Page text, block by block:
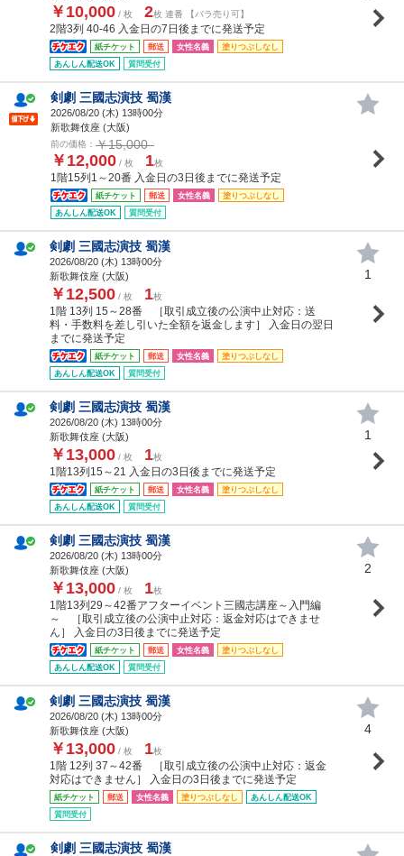
￥10,000 / 枚 2枚 連番 【バラ売り可】
2階3列 40-46 入金日の7日後までに発送予定
紙チケット 郵送 女性名義
塗りつぶしなし
あんしん配送OK
質問受付
剣劇 三國志演技 蜀漢
2026/08/20 (木) 13時00分
新歌舞伎座 (大阪)
前の価格： ￥15,000
￥12,000 / 枚 1枚
1階15列1～20番 入金日の3日後までに発送予定
紙チケット 郵送 女性名義
塗りつぶしなし
あんしん配送OK
質問受付
剣劇 三國志演技 蜀漢
2026/08/20 (木) 13時00分
新歌舞伎座 (大阪)
￥12,500 / 枚 1枚
1階 13列 15～28番 ［取引成立後の公演中止対応：送
料・手数料を差し引いた全額を返金します］ 入金日の翌日
までに発送予定
紙チケット 郵送 女性名義
塗りつぶしなし
あんしん配送OK
質問受付
1
剣劇 三國志演技 蜀漢
2026/08/20 (木) 13時00分
新歌舞伎座 (大阪)
￥13,000 / 枚 1枚
1階13列15～21 入金日の3日後までに発送予定
紙チケット 郵送 女性名義
塗りつぶしなし
あんしん配送OK
質問受付
1
剣劇 三國志演技 蜀漢
2026/08/20 (木) 13時00分
新歌舞伎座 (大阪)
￥13,000 / 枚 1枚
1階13列29～42番アフターイベント三國志講座～入門編
～ ［取引成立後の公演中止対応：返金対応はできませ
ん］ 入金日の3日後までに発送予定
紙チケット 郵送 女性名義
塗りつぶしなし
あんしん配送OK
質問受付
2
剣劇 三國志演技 蜀漢
2026/08/20 (木) 13時00分
新歌舞伎座 (大阪)
￥13,000 / 枚 1枚
1階 12列 37～42番 ［取引成立後の公演中止対応：返金
対応はできません］ 入金日の3日後までに発送予定
紙チケット 郵送 女性名義 塗りつぶしなし
あんしん配送OK
質問受付
4
剣劇 三國志演技 蜀漢